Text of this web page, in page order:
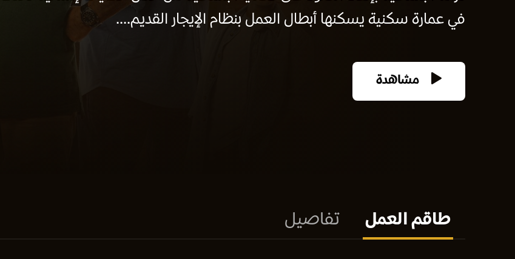
في عمارة سكنية يسكنها أبطال العمل بنظام الإيجار القديم....
مشاهدة
طاقم العمل تفاصيل